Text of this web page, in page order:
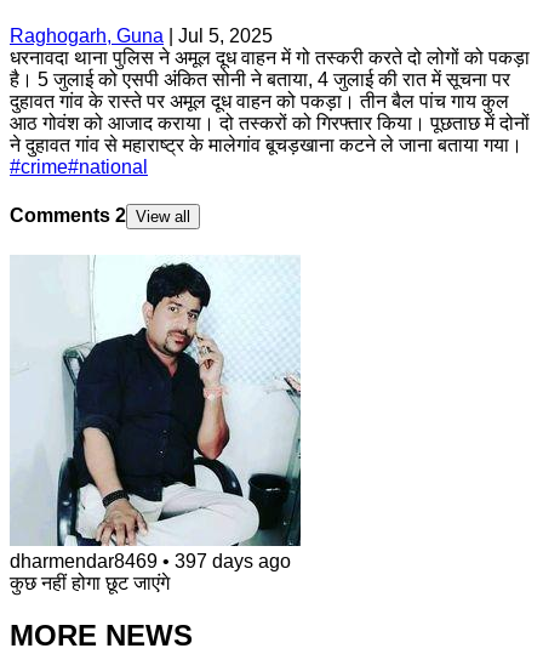
Raghogarh, Guna
Jul 5, 2025
धरनावदा थाना पुलिस ने अमूल दूध वाहन में गो तस्करी करते दो लोगों को पकड़ा
है। 5 जुलाई को एसपी अंकित सोनी ने बताया, 4 जुलाई की रात में सूचना पर
दुहावत गांव के रास्ते पर अमूल दूध वाहन को पकड़ा। तीन बैल पांच गाय कुल
आठ गोवंश को आजाद कराया। दो तस्करों को गिरफ्तार किया। पूछताछ में दोनों
ने दुहावत गांव से महाराष्ट्र के मालेगांव बूचड़खाना कटने ले जाना बताया गया।
#crime#national
Comments 2 View all
dharmendar8469 • 397 days ago
कुछ नहीं होगा छूट जाएंगे
MORE NEWS